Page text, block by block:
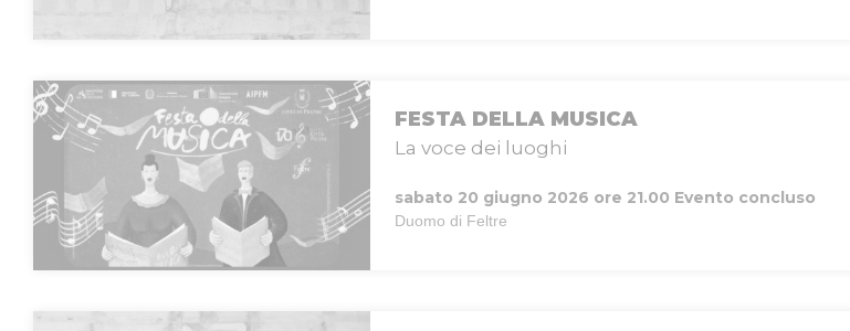
FESTA DELLA MUSICA
La voce dei luoghi
sabato 20 giugno 2026 ore 21.00 Evento concluso
Duomo di Feltre